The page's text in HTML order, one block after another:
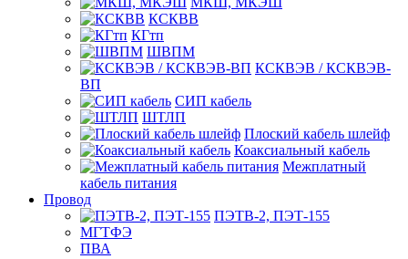
КСКВВ
КГтп
ШВПМ
КСКВЭВ / КСКВЭВ-
ВП
СИП кабель
ШТЛП
Плоский кабель шлейф
Коаксиальный кабель
Межплатный
кабель питания
Провод
ПЭТВ-2, ПЭТ-155
МГТФЭ
ПВА